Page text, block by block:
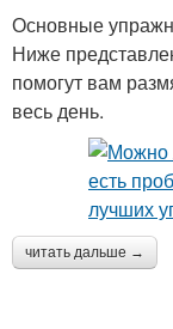
Основные
Ниже
помогут вам
весь день.
читать дальше →